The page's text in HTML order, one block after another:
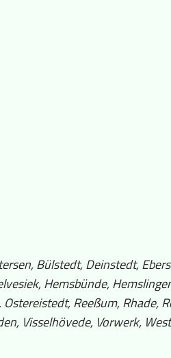
Bülstedt, Deinstedt,
Hemsbünde,
Reeßum, Rhade,
Visselhövede, Vorwerk,